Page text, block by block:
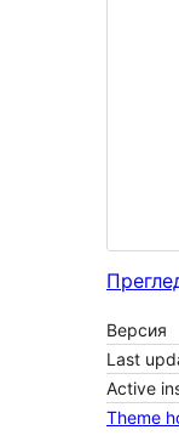
Версия
Last
Active
Theme